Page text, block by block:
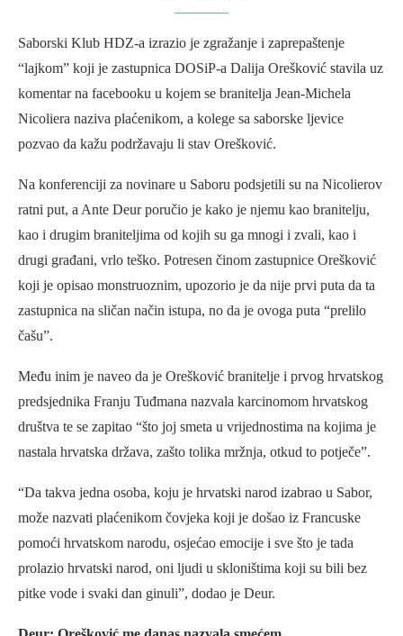
Saborski Klub HDZ-a izrazio je zgražanje i zaprepaštenje
“lajkom” koji je zastupnica DOSiP-a Dalija Orešković stavila uz
komentar na facebooku u kojem se branitelja Jean-Michela
Nicoliera naziva plaćenikom, a kolege sa saborske ljevice
pozvao da kažu podržavaju li stav Orešković.
Na konferenciji za novinare u Saboru podsjetili su na Nicolierov
ratni put, a Ante Deur poručio je kako je njemu kao branitelju,
kao i drugim braniteljima od kojih su ga mnogi i zvali, kao i
drugi građani, vrlo teško. Potresen činom zastupnice Orešković
koji je opisao monstruoznim, upozorio je da nije prvi puta da ta
zastupnica na sličan način istupa, no da je ovoga puta “prelilo
čašu”.
Među inim je naveo da je Orešković branitelje i prvog hrvatskog
predsjednika Franju Tuđmana nazvala karcinomom hrvatskog
društva te se zapitao “što joj smeta u vrijednostima na kojima je
nastala hrvatska država, zašto tolika mržnja, otkud to potječe”.
“Da takva jedna osoba, koju je hrvatski narod izabrao u Sabor,
može nazvati plaćenikom čovjeka koji je došao iz Francuske
pomoći hrvatskom narodu, osjećao emocije i sve što je tada
prolazio hrvatski narod, oni ljudi u skloništima koji su bili bez
pitke vode i svaki dan ginuli”, dodao je Deur.